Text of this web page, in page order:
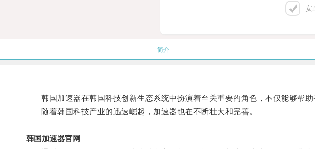
安
简介
韩国加速器在韩国科技创新生态系统中扮演着至关重要的角色，不仅能够帮助
随着韩国科技产业的迅速崛起，加速器也在不断壮大和完善。
韩国加速器官网